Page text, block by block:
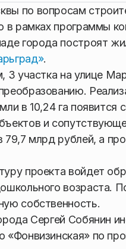
по вопросам
в рамках программы
города построят
.
3 участка на улице
в 10,24 га
и
79,7 млрд рублей, а
проекта войдет
возраста.
собственность.
Сергей Собянин
«Фонвизинская» по